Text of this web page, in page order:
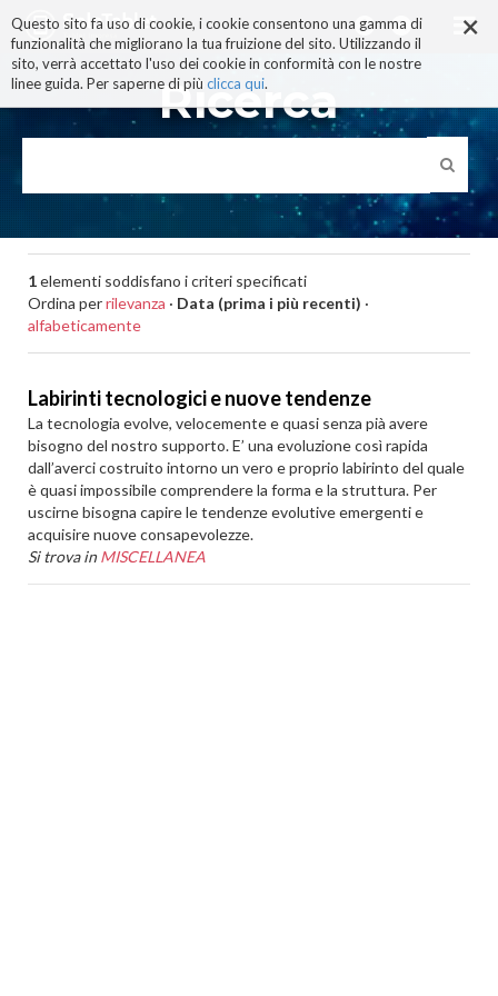
×
Questo sito fa uso di cookie, i cookie consentono una gamma di
funzionalità che migliorano la tua fruizione del sito. Utilizzando il
sito, verrà accettato l'uso dei cookie in conformità con le nostre
linee guida. Per saperne di più clicca qui.
ai
contenuti.
|
alla
navigazione
Ricerca
1elementi soddisfano i criteri specificati
Ordina perrilevanza · Data (prima i più recenti) ·
alfabeticamente
Labirinti tecnologici e nuove tendenze
La tecnologia evolve, velocemente e quasi senza pià avere
bisogno del nostro supporto. E’ una evoluzione così rapida
dall’averci costruito intorno un vero e proprio labirinto del quale
è quasi impossibile comprendere la forma e la struttura. Per
uscirne bisogna capire le tendenze evolutive emergenti e
acquisire nuove consapevolezze.
Si trova in MISCELLANEA